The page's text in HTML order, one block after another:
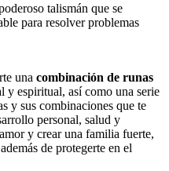
talismán que se
para resolver problemas
una combinación de runas
y espiritual, así como una serie
y sus combinaciones que te
personal, salud y
y crear una familia fuerte,
de protegerte en el